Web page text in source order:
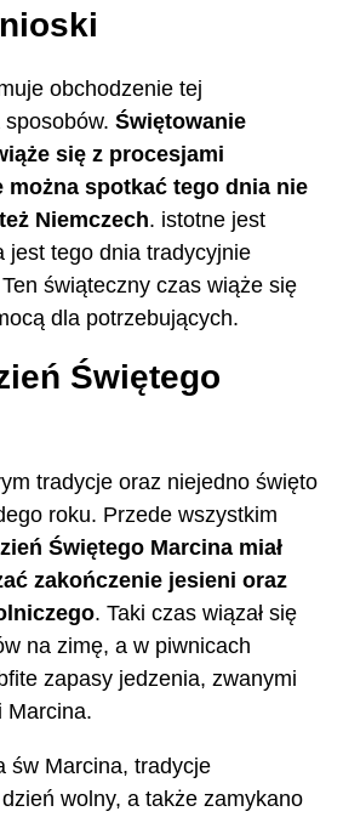
obchodzenie tej
Świętowanie
się z procesjami
można spotkać tego dnia nie
Niemczech. istotne jest
jest tego dnia tradycyjnie
świąteczny czas wiąże się
dla potrzebujących.
Świętego
tradycje oraz niejedno święto
roku. Przede wszystkim
Świętego Marcina miał
zakończenie jesieni oraz
. Taki czas wiązał się
na zimę, a w piwnicach
zapasy jedzenia, zwanymi
Marcina.
św Marcina, tradycje
wolny, a także zamykano